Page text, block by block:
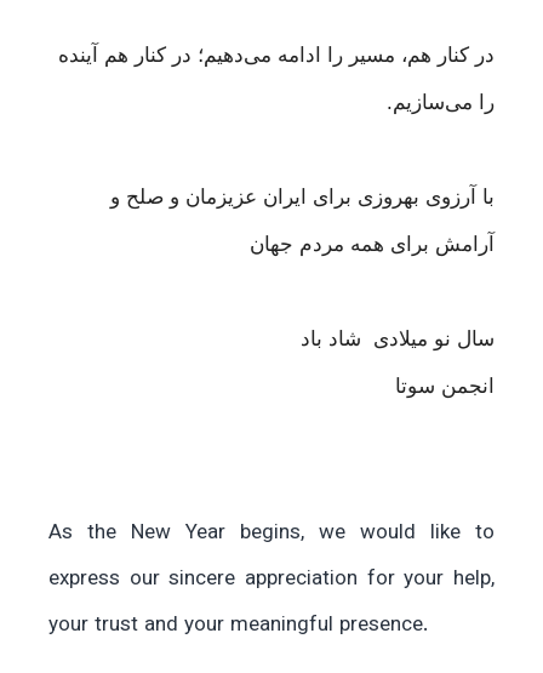
در کنار هم، مسیر را ادامه می‌دهیم؛ در کنار هم آینده
را می‌سازیم.
با آرزوی بهروزی برای ایران عزیزمان و صلح و
آرامش برای همه مردم جهان
سال نو میلادی شاد باد
انجمن سوتا
As the New Year begins, we would like to
express our sincere appreciation for your help,
your trust and your meaningful presence.